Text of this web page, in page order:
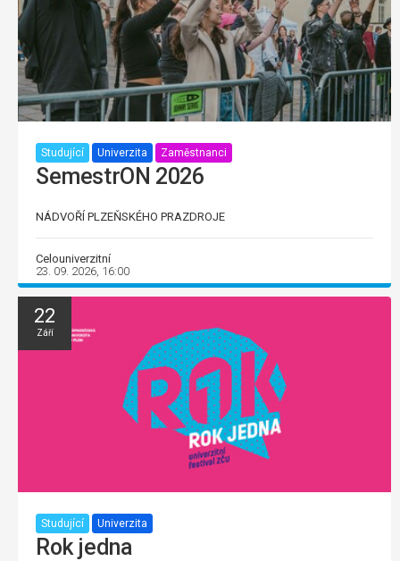
Studující Univerzita Zaměstnanci
SemestrON 2026
NÁDVOŘÍ PLZEŇSKÉHO PRAZDROJE
Celouniverzitní
23. 09. 2026, 16:00
22
Září
Studující Univerzita
Rok jedna